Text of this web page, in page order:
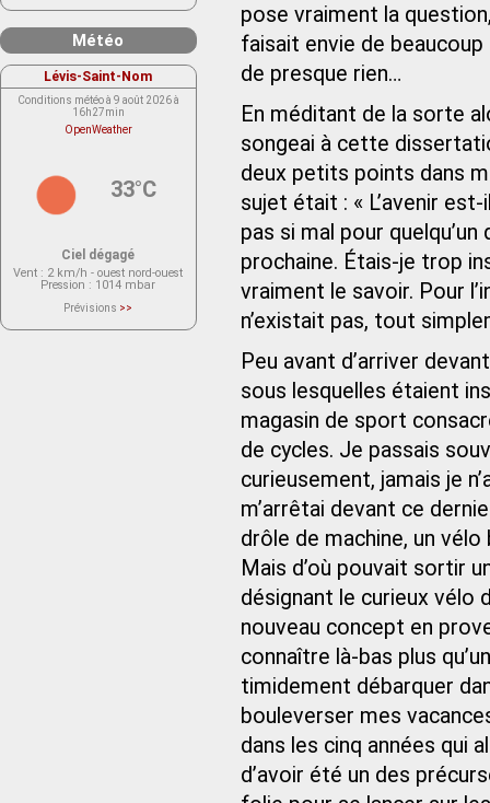
pose vraiment la
faisait envie de beaucoup
de presque rien…
En méditant de la sorte
songeai à cette
deux petits points dans
sujet était : « L’avenir
pas si mal pour
prochaine. Étais-je trop
vraiment le savoir. Pour
n’existait pas, tout
Peu avant d’arriver
sous lesquelles étaient
magasin de sport
de cycles. Je passais
curieusement, jamais je
m’arrêtai devant ce
drôle de machine, un
Mais d’où pouvait sortir
désignant le curieux vélo
nouveau concept en
connaître là-bas plus
timidement débarquer
bouleverser mes
dans les cinq années qui
d’avoir été un des
Météo
Lévis-Saint-Nom
Conditions météo à 9 août 2026 à
16h27min
OpenWeather
33°C
Ciel dégagé
Vent : 2 km/h - ouest nord-ouest
Pression : 1014 mbar
Prévisions >>
actuellement aucune prévision